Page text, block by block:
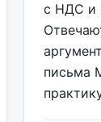
с НДС и
письма